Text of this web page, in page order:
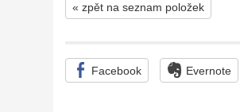
« zpět na seznam položek
Facebook Evernote